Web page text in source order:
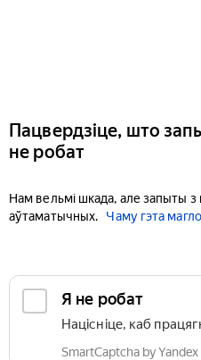
Пацвердзіце, што
не робат
Нам вельмі шкада, але запыты
аўтаматычных.
Чаму гэта
Я не робат
Націсніце, каб
SmartCaptcha by